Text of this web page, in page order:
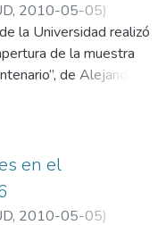
, 2010-05-05)
la Universidad realizó
de la muestra
de Alejandro
en el
, 2010-05-05)